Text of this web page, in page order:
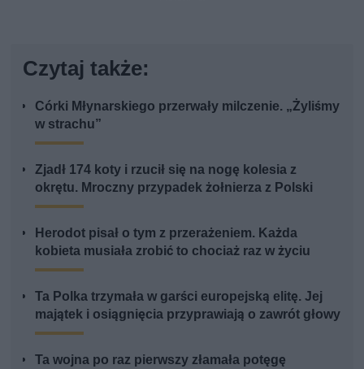
Czytaj także:
Córki Młynarskiego przerwały milczenie. „Żyliśmy
w strachu”
Zjadł 174 koty i rzucił się na nogę kolesia z
okrętu. Mroczny przypadek żołnierza z Polski
Herodot pisał o tym z przerażeniem. Każda
kobieta musiała zrobić to chociaż raz w życiu
Ta Polka trzymała w garści europejską elitę. Jej
majątek i osiągnięcia przyprawiają o zawrót głowy
Ta wojna po raz pierwszy złamała potęgę